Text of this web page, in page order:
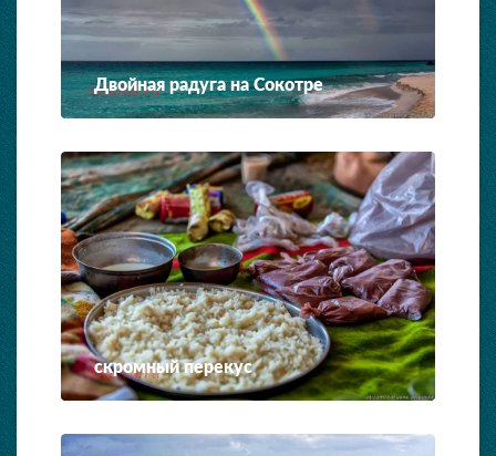
Двойная радуга на Сокотре
скромный перекус